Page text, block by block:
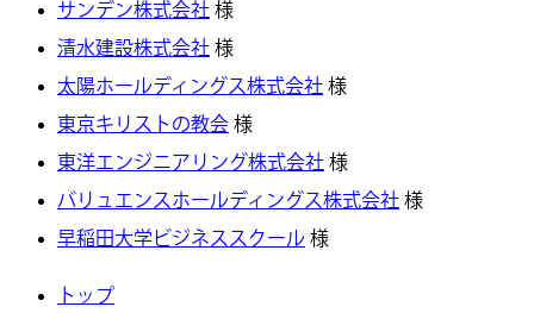
サンデン株式会社 様
清水建設株式会社 様
太陽ホールディングス株式会社 様
東京キリストの教会 様
東洋エンジニアリング株式会社 様
バリュエンスホールディングス株式会社 様
早稲田大学ビジネススクール 様
トップ